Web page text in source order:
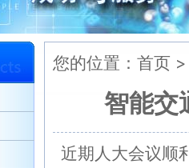
您的位置： 首页
智能交
近期人大会议顺